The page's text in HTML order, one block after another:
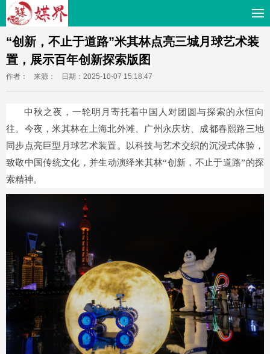
“创新，不止于道路”米其林点亮三城月球艺术装
置，展示百年创新探索版图
作者： 来源： 日期：2025-10-07 15:18:47
中秋之夜，一轮明月寄托着中国人对团圆与探索的永恒向
往。今夜，米其林在上海北外滩、广州永庆坊、成都春熙路三地
同步点亮巨型月球艺术装置。以科技与艺术交织的沉浸式体验，
致敬中国传统文化，并生动演绎米其林“创新，不止于道路”的探
索精神。